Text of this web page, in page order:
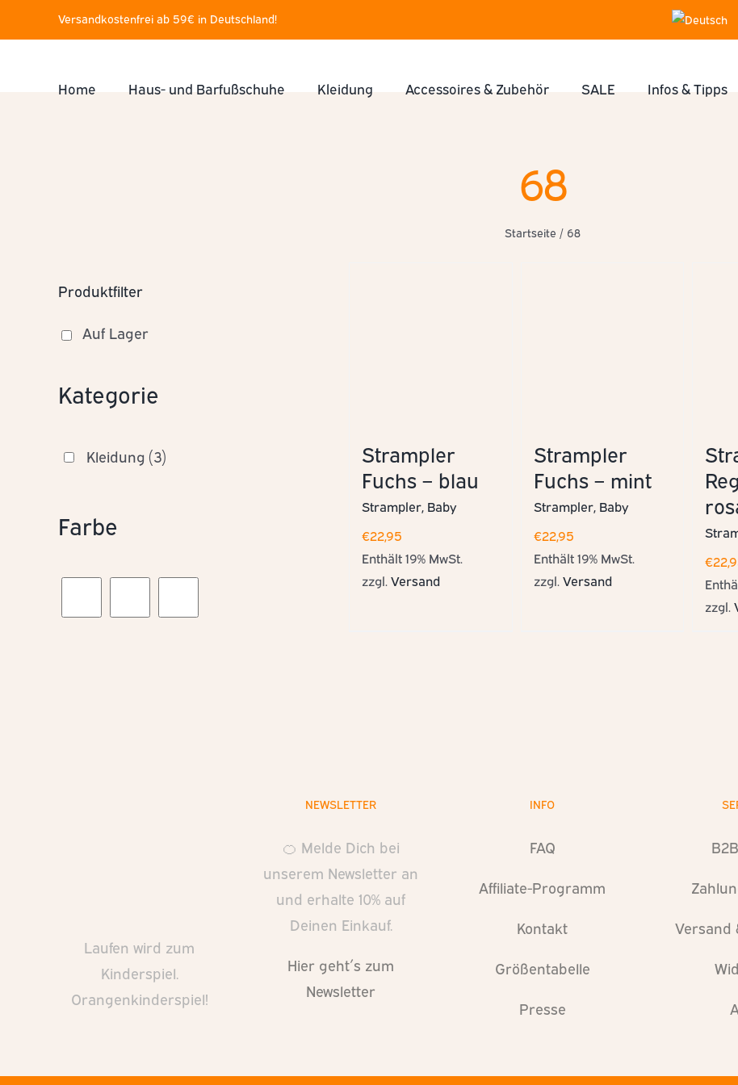
Inhalt
Versandkostenfrei ab 59€ in Deutschland!
Home Haus- und Barfußschuhe Kleidung Accessoires & Zubehör SALE Infos & Tipps
68
Startseite / 68
Strampler
Fuchs – blau
Strampler Baby
€22,95
Enthält 19% MwSt.
zzgl. Versand
Strampler
Fuchs – mint
Strampler Baby
€22,95
Enthält 19% MwSt.
zzgl. Versand
€
zzgl.
Produktfilter
Auf Lager
Kategorie
Kleidung (3)
Farbe
Laufen wird zum
Kinderspiel.
Orangenkinderspiel!
NEWSLETTER
🍊 Melde Dich bei
unserem Newsletter an
und erhalte 10% auf
Deinen Einkauf.
Hier geht´s zum
Newsletter
INFO
FAQ
Affiliate-Programm
Kontakt
Größentabelle
Presse
Versand